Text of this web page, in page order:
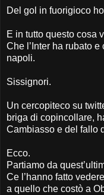
Del gol in fuorigioco
E in tutto questo cosa
Che l’Inter ha rubato e
napoli.
Sissignori.
Un cercopiteco su
briga di copincollare,
Cambiasso e del fallo
Ecco.
Partiamo da
Ce l’hanno fatto
a quello che costò a